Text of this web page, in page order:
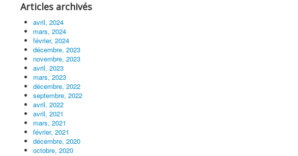
Articles archivés
avril, 2024
mars, 2024
février, 2024
décembre, 2023
novembre, 2023
avril, 2023
mars, 2023
décembre, 2022
septembre, 2022
avril, 2022
avril, 2021
mars, 2021
février, 2021
décembre, 2020
octobre, 2020